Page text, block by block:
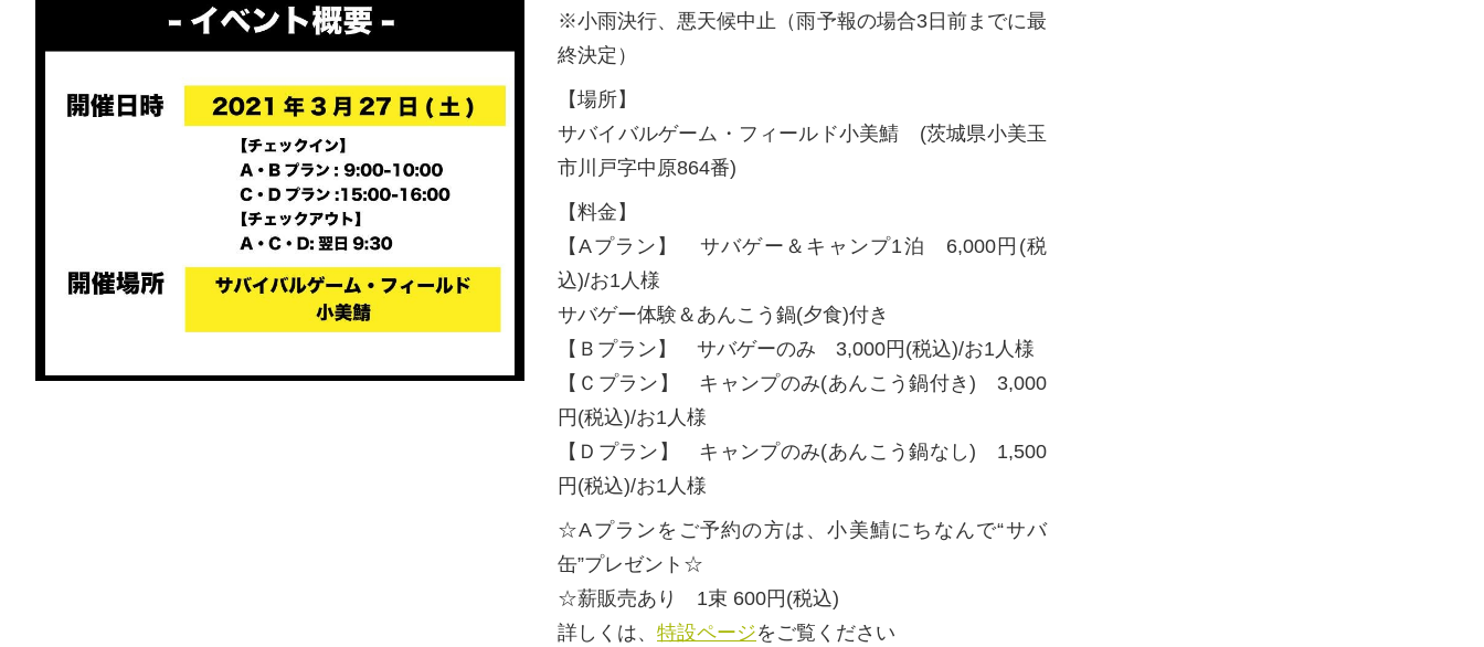
※小雨決行、悪天候中止（雨予報の場合3日前までに最
終決定）
【場所】
サバイバルゲーム・フィールド小美鯖 (茨城県小美玉
市川戸字中原864番)
【料金】
【Aプラン】 サバゲー＆キャンプ1泊 6,000円(税
込)/お1人様
サバゲー体験＆あんこう鍋(夕食)付き
【Ｂプラン】 サバゲーのみ 3,000円(税込)/お1人様
【Ｃプラン】 キャンプのみ(あんこう鍋付き) 3,000
円(税込)/お1人様
【Ｄプラン】 キャンプのみ(あんこう鍋なし) 1,500
円(税込)/お1人様
☆Aプランをご予約の方は、小美鯖にちなんで“サバ
缶”プレゼント☆
☆薪販売あり 1束 600円(税込)
詳しくは、 特設ページをご覧ください